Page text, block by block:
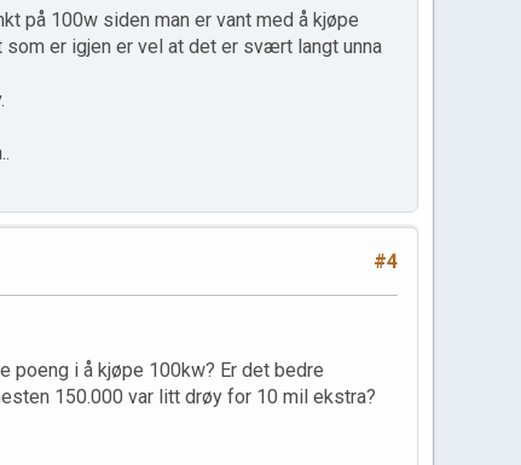
på 100w siden man er vant med å kjøpe
som er igjen er vel at det er svært langt unna
#4
poeng i å kjøpe 100kw? Er det bedre
150.000 var litt drøy for 10 mil ekstra?